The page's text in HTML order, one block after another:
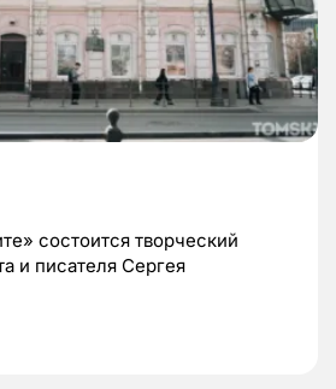
состоится творческий
и писателя Сергея